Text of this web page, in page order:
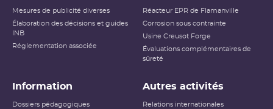
Mesures de publicité diverses
Élaboration des décisions et guides
INB
Réglementation associée
Réacteur EPR de Flamanville
Corrosion sous contrainte
Usine Creusot Forge
Évaluations complémentaires de
sûreté
Information
Dossiers pédagogiques
Autres activités
Relations internationales